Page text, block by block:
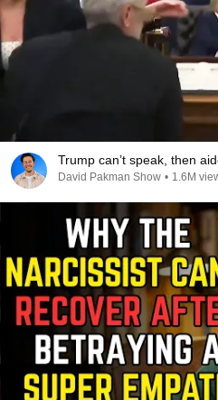
Trump can’t speak, then
David Pakman Show • 1.6M